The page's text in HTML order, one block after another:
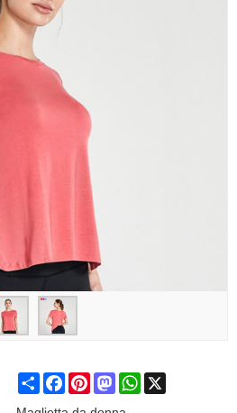
ShareFacebookPinterestMastodonWhatsApp